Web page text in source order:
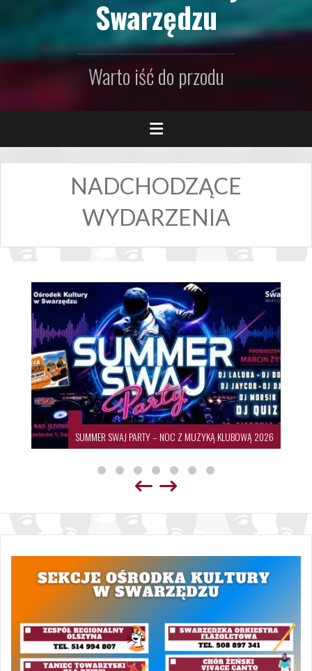
Swarzędzu
Warto iść do przodu
NADCHODZĄCE
WYDARZENIA
SUMMER SWAJ PARTY – NOC Z MUZYKĄ KLUBOWĄ 2026